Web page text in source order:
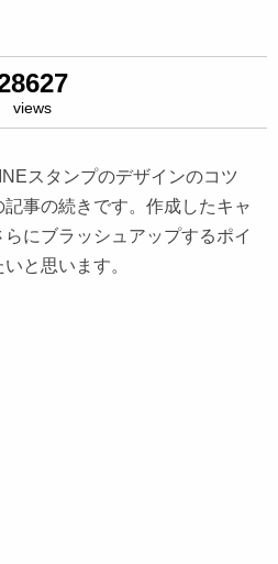
views
スタンプのデザインのコツ
事の続きです。作成したキャ
にブラッシュアップするポイ
と思います。